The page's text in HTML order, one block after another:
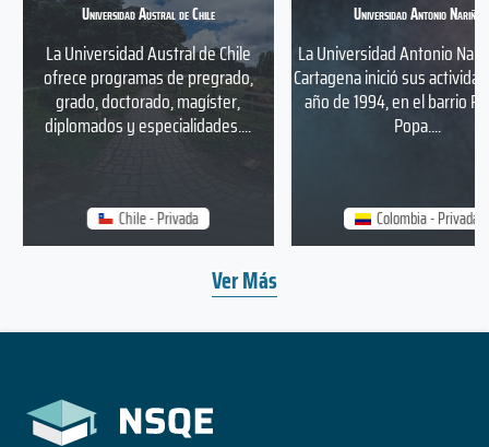
Chile - Privada
Universidad Austral de Chile
La Universidad Austral de Chile
ofrece programas de pregrado,
grado, doctorado, magíster,
diplomados y especialidades....
Colombia - Privada
Universidad Antonio Nariño
La Universidad Antonio
Cartagena inició sus
año de 1994, en el barrio
Popa....
Ver Más